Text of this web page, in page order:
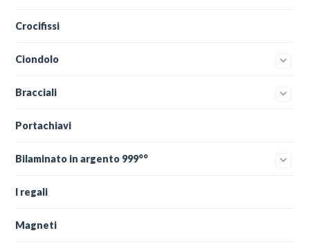
Crocifissi
Ciondolo
Bracciali
Portachiavi
Bilaminato in argento 999°°
I regali
Magneti